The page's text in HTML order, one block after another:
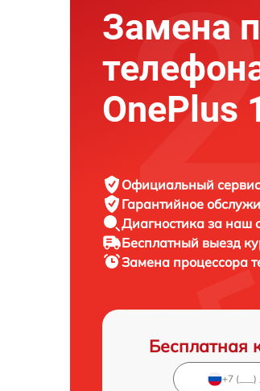
Замена
OnePlus
Официальный сервис
Гарантийное
Диагностика за наш
Бесплатный выезд
Замена процессора
Бесплатная